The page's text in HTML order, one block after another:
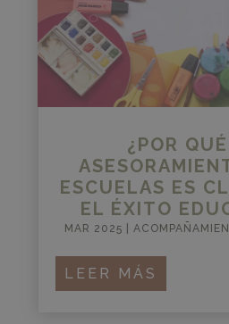
¿POR
ESCUELAS ES
EL ÉXITO
MAR 2025 |
LEER MÁS